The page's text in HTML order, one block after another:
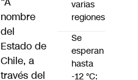
nombre
del
Estado de
Chile, a
través del
varias
regiones
Se
esperan
hasta
-12 °C: